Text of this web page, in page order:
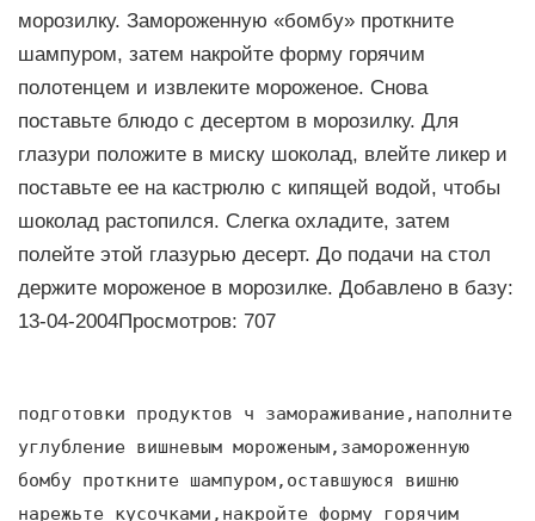
морозилку. Замороженную «бомбу» проткните
шампуром, затем накройте форму горячим
полотенцем и извлеките мороженое. Снова
поставьте блюдо с десертом в морозилку. Для
глазури положите в миску шоколад, влейте ликер и
поставьте ее на кастрюлю с кипящей водой, чтобы
шоколад растопился. Слегка охладите, затем
полейте этой глазурью десерт. До подачи на стол
держите мороженое в морозилке. Добавлено в базу:
13-04-2004Просмотров: 707
подготовки продуктов ч замораживание,наполните
углубление вишневым мороженым,замороженную
бомбу проткните шампуром,оставшуюся вишню
нарежьте кусочками,накройте форму горячим